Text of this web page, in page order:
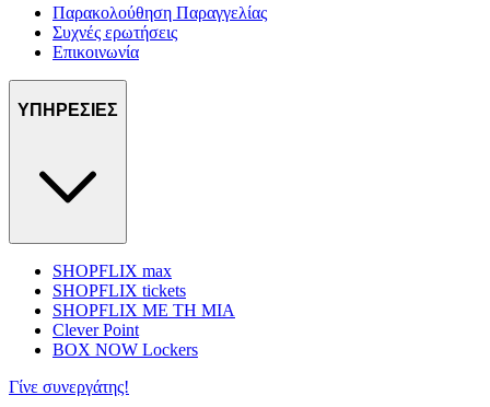
Παρακολούθηση Παραγγελίας
Συχνές ερωτήσεις
Επικοινωνία
ΥΠΗΡΕΣΙΕΣ
SHOPFLIX max
SHOPFLIX tickets
SHOPFLIX ΜΕ ΤΗ ΜΙΑ
Clever Point
BOX NOW Lockers
Γίνε συνεργάτης!